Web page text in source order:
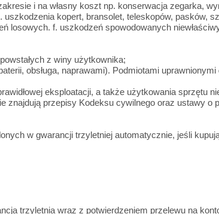
i na własny koszt np. konserwacja zegarka,
kopert, bransolet, teleskopów, pasków,
f. uszkodzeń spowodowanych
z winy użytkownika;
obsługa, naprawami). Podmiotami
eksploatacji, a także użytkowania sprzętu
przepisy Kodeksu cywilnego oraz ustawy o
w gwarancji trzyletniej automatycznie, jeśli
trzyletnia wraz z potwierdzeniem przelewu na